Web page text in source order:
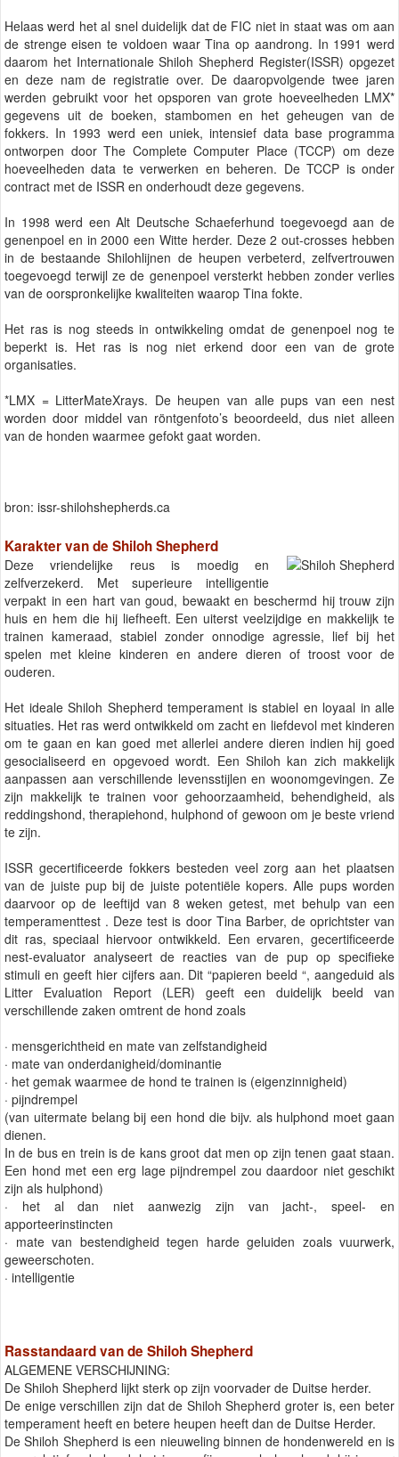
Helaas werd het al snel duidelijk dat de FIC niet in staat was om aan
de strenge eisen te voldoen waar Tina op aandrong. In 1991 werd
daarom het Internationale Shiloh Shepherd Register(ISSR) opgezet
en deze nam de registratie over. De daaropvolgende twee jaren
werden gebruikt voor het opsporen van grote hoeveelheden LMX*
gegevens uit de boeken, stambomen en het geheugen van de
fokkers. In 1993 werd een uniek, intensief data base programma
ontworpen door The Complete Computer Place (TCCP) om deze
hoeveelheden data te verwerken en beheren. De TCCP is onder
contract met de ISSR en onderhoudt deze gegevens.
In 1998 werd een Alt Deutsche Schaeferhund toegevoegd aan de
genenpoel en in 2000 een Witte herder. Deze 2 out-crosses hebben
in de bestaande Shilohlijnen de heupen verbeterd, zelfvertrouwen
toegevoegd terwijl ze de genenpoel versterkt hebben zonder verlies
van de oorspronkelijke kwaliteiten waarop Tina fokte.
Het ras is nog steeds in ontwikkeling omdat de genenpoel nog te
beperkt is. Het ras is nog niet erkend door een van de grote
organisaties.
*LMX = LitterMateXrays. De heupen van alle pups van een nest
worden door middel van röntgenfoto’s beoordeeld, dus niet alleen
van de honden waarmee gefokt gaat worden.
bron: issr-shilohshepherds.ca
Karakter van de Shiloh Shepherd
Deze vriendelijke reus is moedig en
zelfverzekerd. Met superieure intelligentie
verpakt in een hart van goud, bewaakt en beschermd hij trouw zijn
huis en hem die hij liefheeft. Een uiterst veelzijdige en makkelijk te
trainen kameraad, stabiel zonder onnodige agressie, lief bij het
spelen met kleine kinderen en andere dieren of troost voor de
ouderen.
Het ideale Shiloh Shepherd temperament is stabiel en loyaal in alle
situaties. Het ras werd ontwikkeld om zacht en liefdevol met kinderen
om te gaan en kan goed met allerlei andere dieren indien hij goed
gesocialiseerd en opgevoed wordt. Een Shiloh kan zich makkelijk
aanpassen aan verschillende levensstijlen en woonomgevingen. Ze
zijn makkelijk te trainen voor gehoorzaamheid, behendigheid, als
reddingshond, therapiehond, hulphond of gewoon om je beste vriend
te zijn.
ISSR gecertificeerde fokkers besteden veel zorg aan het plaatsen
van de juiste pup bij de juiste potentiële kopers. Alle pups worden
daarvoor op de leeftijd van 8 weken getest, met behulp van een
temperamenttest . Deze test is door Tina Barber, de oprichtster van
dit ras, speciaal hiervoor ontwikkeld. Een ervaren, gecertificeerde
nest-evaluator analyseert de reacties van de pup op specifieke
stimuli en geeft hier cijfers aan. Dit “papieren beeld “, aangeduid als
Litter Evaluation Report (LER) geeft een duidelijk beeld van
verschillende zaken omtrent de hond zoals
· mensgerichtheid en mate van zelfstandigheid
· mate van onderdanigheid/dominantie
· het gemak waarmee de hond te trainen is (eigenzinnigheid)
· pijndrempel
(van uitermate belang bij een hond die bijv. als hulphond moet gaan
dienen.
In de bus en trein is de kans groot dat men op zijn tenen gaat staan.
Een hond met een erg lage pijndrempel zou daardoor niet geschikt
zijn als hulphond)
· het al dan niet aanwezig zijn van jacht-, speel- en
apporteerinstincten
· mate van bestendigheid tegen harde geluiden zoals vuurwerk,
geweerschoten.
· intelligentie
Rasstandaard van de Shiloh Shepherd
ALGEMENE VERSCHIJNING:
De Shiloh Shepherd lijkt sterk op zijn voorvader de Duitse herder.
De enige verschillen zijn dat de Shiloh Shepherd groter is, een beter
temperament heeft en betere heupen heeft dan de Duitse Herder.
De Shiloh Shepherd is een nieuweling binnen de hondenwereld en is